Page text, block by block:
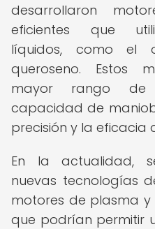
desarrollaron
eficientes que
líquidos, como el
queroseno. Estos
mayor rango
capacidad de
precisión y la eficacia
En la actualidad,
nuevas tecnologías
motores de plasma y
que podrían permitir